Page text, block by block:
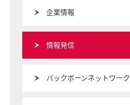
企業情報
情報発信
バックボーンネットワーク